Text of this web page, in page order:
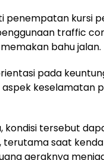
penempatan kursi
traffic
bahu jalan.
pada
keselamatan
kondisi tersebut
terutama saat
geraknya